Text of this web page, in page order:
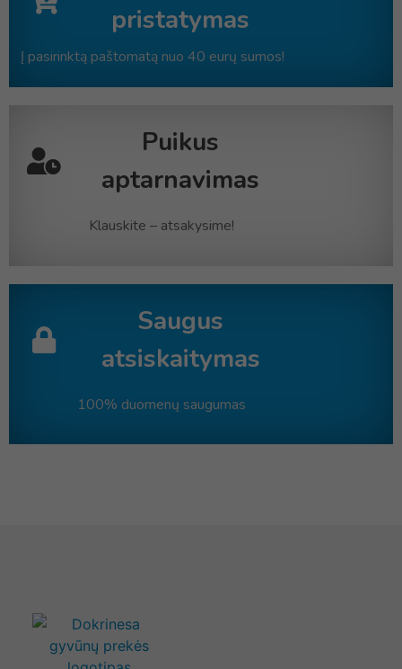
pristatymas
Į pasirinktą paštomatą nuo 40 eurų sumos!
Puikus
aptarnavimas
Klauskite – atsakysime!
Saugus
atsiskaitymas
100% duomenų saugumas